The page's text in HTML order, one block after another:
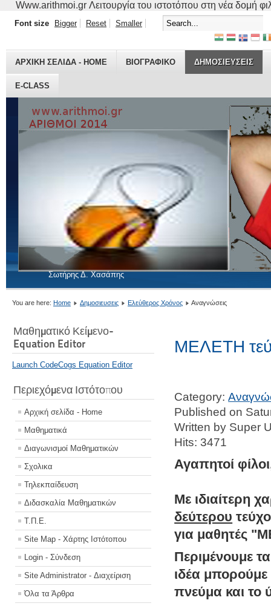
Www.arithmoi.gr Λειτουργία του ιστοτόπου στη νέα δομή
Σωτήρης Δ. Χασάπης
ΑΡΧΙΚΗ ΣΕΛΙΔΑ - HOME ΒΙΟΓΡΑΦΙΚO ΔΗΜΟΣΙΕΥΣΕΙΣ
E-CLASS
Font size Bigger Reset Smaller
You are here: Home Δημοσιευσεις Ελεύθερος Χρόνος Αναγνώσεις
Μαθηματικό Κείμενο-
Equation Editor
Launch CodeCogs Equation Editor
Περιεχόμενα Ιστότοπου
Αρχική σελίδα - Home
Μαθηματικά
Διαγωνισμοί Μαθηματικών
Σχολικα
Τηλεκπαίδευση
Διδασκαλία Μαθηματικών
Τ.Π.Ε.
Site Map - Χάρτης Ιστότοπου
Login - Σύνδεση
Site Administrator - Διαχείριση
Όλα τα Άρθρα
ΜΕΛΕΤΗ
Category:
Published on
Written by Super
Hits: 3471
Αγαπητοί
Με ιδιαίτερη
δεύτερου
για μαθητές
Περιμένουμε
ιδέα
πνεύμα και το